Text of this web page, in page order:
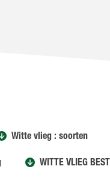
Witte vlieg : soorten
WITTE VLIEG